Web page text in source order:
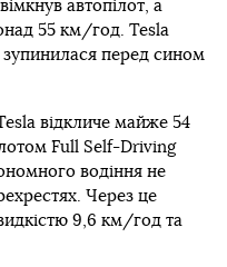
автопілот, а
55 км/год. Tesla
зупинилася перед сином
відкличе майже 54
Full Self-Driving
водіння не
Через це
9,6 км/год та